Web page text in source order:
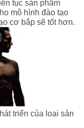
tục sản phẩm
mô hình đào tạo
cơ bắp sẽ tốt hơn.
triển của loại sản